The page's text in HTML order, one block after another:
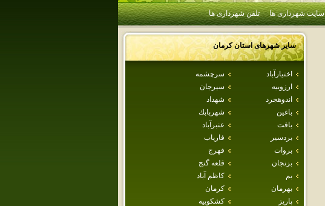
سایت شهرداری ها تلفن شهرداری ها
سایر شهرهای استانكرمان
اختيارآباد
سرچشمه
ارزوييه
سيرجان
اندوهجرد
شهداد
باغين
شهربابك
بافت
عنبرآباد
بردسير
فارياب
بروات
فهرج
بزنجان
قلعه گنج
بم
كاظم آباد
بهرمان
كرمان
پاريز
كشكوييه